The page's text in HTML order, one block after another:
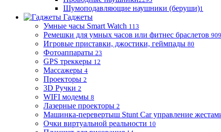
Шумоподавляющие наушники (беруши)1
Гаджеты
Умные часы Smart Watch 113
Ремешки для умных часов или фитнес браслетов 909
Игровые приставки, джостики, геймпады 80
Фотоаппараты 23
GPS треккеры 12
Массажеры 4
Проекторы 2
3D Ручки 2
WIFI модемы 8
Лазерные проекторы 2
Машинка-перевертыш Stunt Car управление
Очки виртуальной реальности 10